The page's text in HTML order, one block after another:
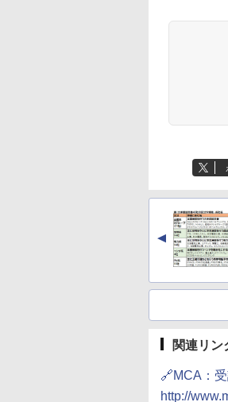
▲
関連リン
🔗MCA：
http://